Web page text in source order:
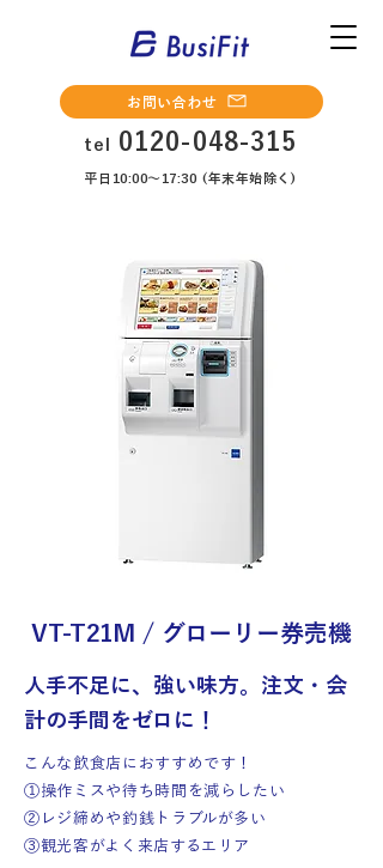
お問い合わせ
tel 0120-048-315
平日10:00～17:30 (年末年始除く)
VT-T21M / グローリー券売機
人手不足に、強い味方。注文・会
計の手間をゼロに！
こんな飲食店におすすめです！
①操作ミスや待ち時間を減らしたい
②レジ締めや釣銭トラブルが多い
③観光客がよく来店するエリア